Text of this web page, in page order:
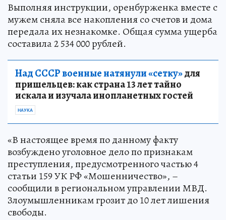
Выполняя инструкции, оренбурженка вместе с
мужем сняла все накопления со счетов и дома
передала их незнакомке. Общая сумма ущерба
составила 2 534 000 рублей.
Над СССР военные натянули «сетку»для
пришельцев: как страна 13 лет тайно
искала и изучала инопланетных гостей
НАУКА
«В настоящее время по данному факту
возбуждено уголовное дело по признакам
преступления, предусмотренного частью 4
статьи 159 УК РФ «Мошенничество», –
сообщили в региональном управлении МВД.
Злоумышленникам грозит до 10 лет лишения
свободы.